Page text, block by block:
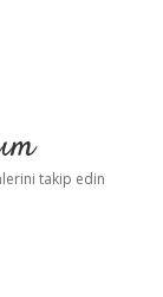
takip edin